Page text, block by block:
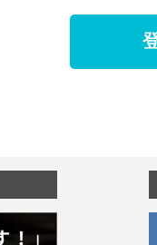
している協力会社、提携
託を行う場合